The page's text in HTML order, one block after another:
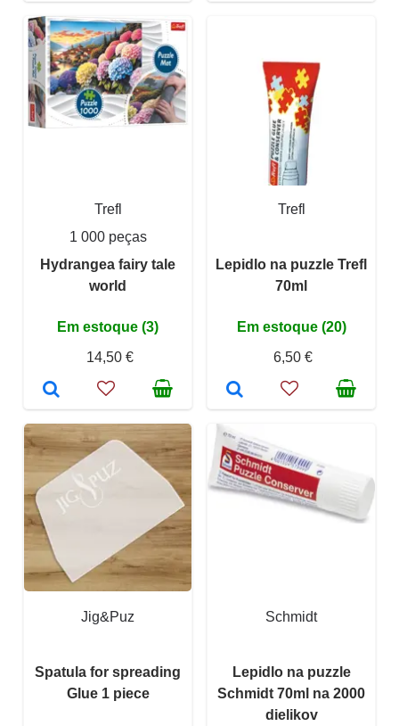
Trefl
1 000 peças
Hydrangea fairy tale
world
Em estoque (3)
14,50 €
Trefl
Lepidlo na puzzle Trefl
70ml
Em estoque (20)
6,50 €
Jig&Puz
Spatula for spreading
Glue 1 piece
Schmidt
Lepidlo na puzzle
Schmidt 70ml na 2000
dielikov